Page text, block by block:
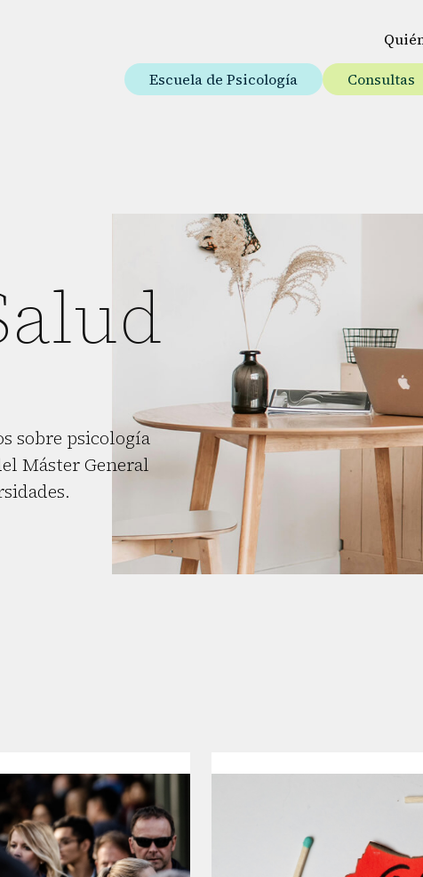
Escuela de Psicología Consultas
sobre psicología
Máster General